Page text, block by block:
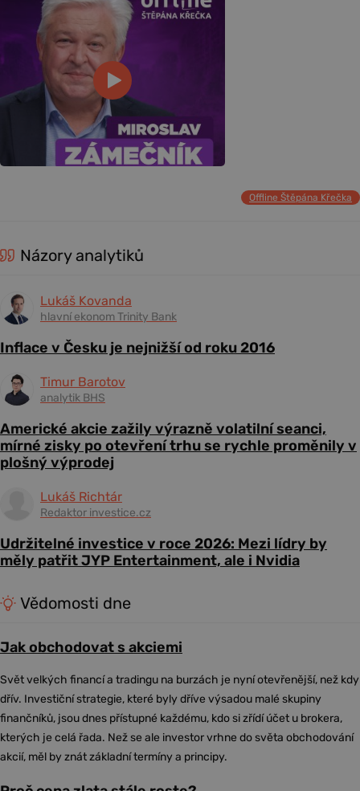
Offline Štěpána Křečka
Názory analytiků
Lukáš Kovanda
hlavní ekonom Trinity Bank
Inflace v Česku je nejnižší od roku 2016
Timur Barotov
analytik BHS
Americké akcie zažily výrazně volatilní seanci,
mírné zisky po otevření trhu se rychle proměnily v
plošný výprodej
Lukáš Richtár
Redaktor investice.cz
Udržitelné investice v roce 2026: Mezi lídry by
měly patřit JYP Entertainment, ale i Nvidia
Vědomosti dne
Jak obchodovat s akciemi
Svět velkých financí a tradingu na burzách je nyní otevřenější, než kdy
dřív. Investiční strategie, které byly dříve výsadou malé skupiny
finančníků, jsou dnes přístupné každému, kdo si zřídí účet u brokera,
kterých je celá řada. Než se ale investor vrhne do světa obchodování
akcií, měl by znát základní termíny a principy.